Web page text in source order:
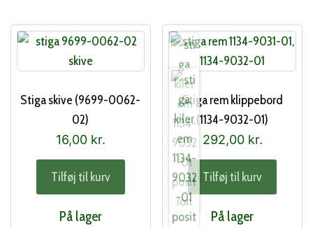
Stiga skive (9699-0062-
02)
16,00 kr.
Tilføj til kurv
På lager
Stiga rem klippebord
(1134-9032-01)
292,00 kr.
Tilføj til kurv
På lager